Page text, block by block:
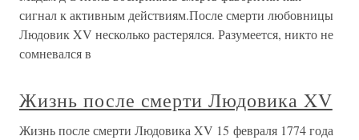
сигнал к активным действиям.После смерти любовницы
Людовик XV несколько растерялся. Разумеется, никто не
сомневался в
Жизнь после смерти Людовика XV
Жизнь после смерти Людовика XV 15 февраля 1774 года